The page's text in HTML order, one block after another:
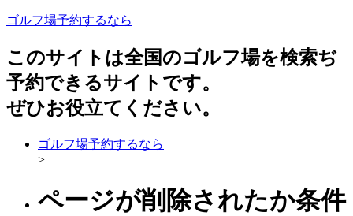
ゴルフ場予約するなら
このサイトは全国のゴルフ場を検索ぢ
予約できるサイトです。
ぜひお役立てください。
ゴルフ場予約するなら
>
ページが削除されたか条件